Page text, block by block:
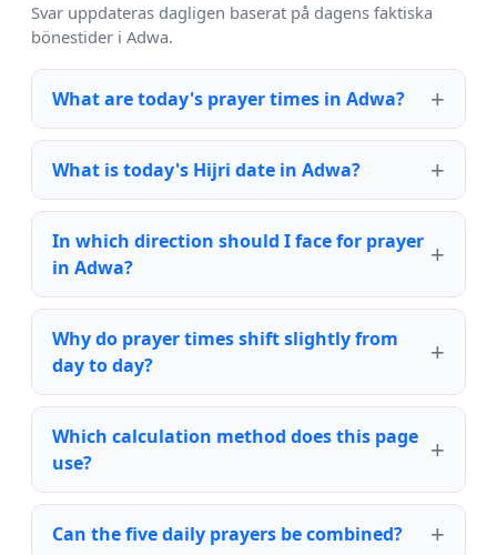
Svar uppdateras dagligen baserat på dagens faktiska
bönestider i Adwa.
What are today's prayer times in Adwa?
What is today's Hijri date in Adwa?
In which direction should I face for prayer
in Adwa?
Why do prayer times shift slightly from
day to day?
Which calculation method does this page
use?
Can the five daily prayers be combined?